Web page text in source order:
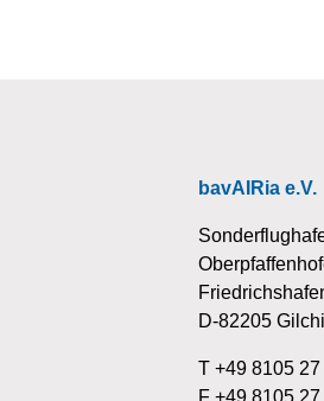
bavAIRia e.V.
D-82205
T +49 8105
F +49 8105